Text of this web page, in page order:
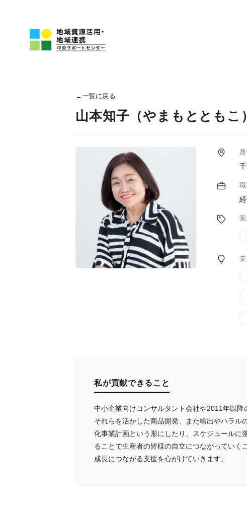
← 一覧に戻る
山本知子（やまもとともこ）
私が貢献できること
中小企業向けコンサルタント会社や2011年以
それらを活かした商品開発、また輸出やハラル
化事業計画という形にしたり、スケジュールに
ることで生産者の皆様の自立につながっていく
成長につながる支援を心がけていきます。